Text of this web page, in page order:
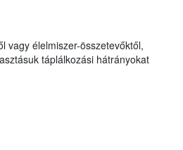
vagy élelmiszer-összetevőktől,
táplálkozási hátrányokat